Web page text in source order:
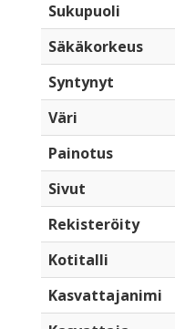
Sukupuoli
Säkäkorkeus
Syntynyt
Väri
Painotus
Sivut
Rekisteröity
Kotitalli
Kasvattajanimi